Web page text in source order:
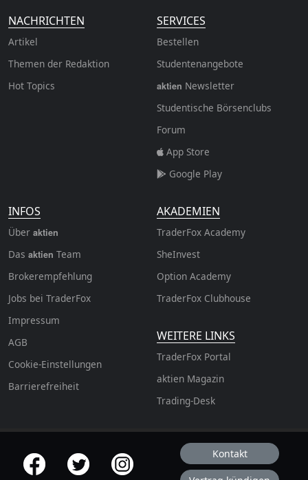
NACHRICHTEN
Artikel
Themen der Redaktion
Hot Topics
SERVICES
Bestellen
Studentenangebote
aktien Newsletter
Studentische Börsenclubs
Forum
App Store
Google Play
INFOS
Über aktien
Das aktien Team
Brokerempfehlung
Jobs bei TraderFox
Impressum
AGB
Cookie-Einstellungen
Barrierefreiheit
AKADEMIEN
TraderFox Academy
SheInvest
Option Academy
TraderFox Clubhouse
WEITERE LINKS
TraderFox Portal
aktien Magazin
Trading-Desk
offizielle Social Media-Accounts Kontakt